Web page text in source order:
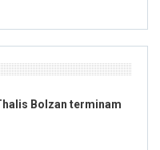
Bolzan terminam